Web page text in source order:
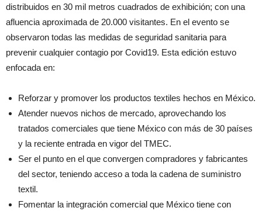
distribuidos en 30 mil metros cuadrados de exhibición; con una
afluencia aproximada de 20.000 visitantes. En el evento se
observaron todas las medidas de seguridad sanitaria para
prevenir cualquier contagio por Covid19. Esta edición estuvo
enfocada en:
Reforzar y promover los productos textiles hechos en México.
Atender nuevos nichos de mercado, aprovechando los
tratados comerciales que tiene México con más de 30 países
y la reciente entrada en vigor del TMEC.
Ser el punto en el que convergen compradores y fabricantes
del sector, teniendo acceso a toda la cadena de suministro
textil.
Fomentar la integración comercial que México tiene con